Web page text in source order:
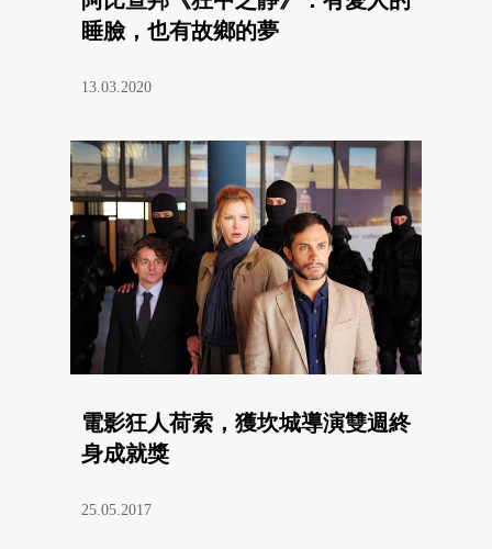
睡臉，也有故鄉的夢
13.03.2020
電影狂人荷索，獲坎城導演雙週終
身成就獎
25.05.2017